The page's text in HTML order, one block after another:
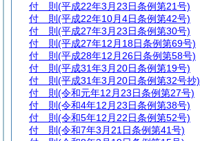
付 則 (平成22年3月23日条例第21号)
付 則 (平成22年10月4日条例第42号)
付 則 (平成27年3月23日条例第30号)
付 則 (平成27年12月18日条例第69号)
付 則 (平成28年12月26日条例第58号)
付 則 (平成31年3月20日条例第19号)
付 則 (平成31年3月20日条例第32号抄)
付 則 (令和元年12月23日条例第27号)
付 則 (令和4年12月23日条例第38号)
付 則 (令和5年12月22日条例第52号)
付 則 (令和7年3月21日条例第41号)